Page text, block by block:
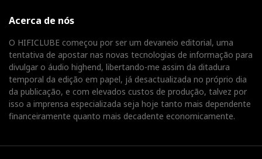
as frequências de amostragem para DXD ou DSD. O
DAC e está sempre ativo por defeito, não sendo
possível desativá-lo.
Nota: se optar por upsampling DSD, o DAC adiciona-
o no final da sequência de upsampling padrão PCM,
característica não se aplica aos sinais DSD nativos,
Acerca de nós
O HIFICLUBE começou por ser um devaneio editorial, uma
tentativa de apostar nas novas tecnologias de informação para
divulgar o áudio highend, libertando-me assim da ditadura
temporal da edição em papel, já desactualizada no próprio dia
da publicação, e com elevados custos de produção, talvez por
isso a imprensa especializada seja hoje tanto mais dependente
financeiramente quanto mais decadente economicamente.